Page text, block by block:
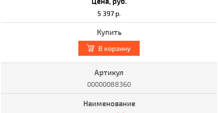
5 397 р.
В корзину
00000088360